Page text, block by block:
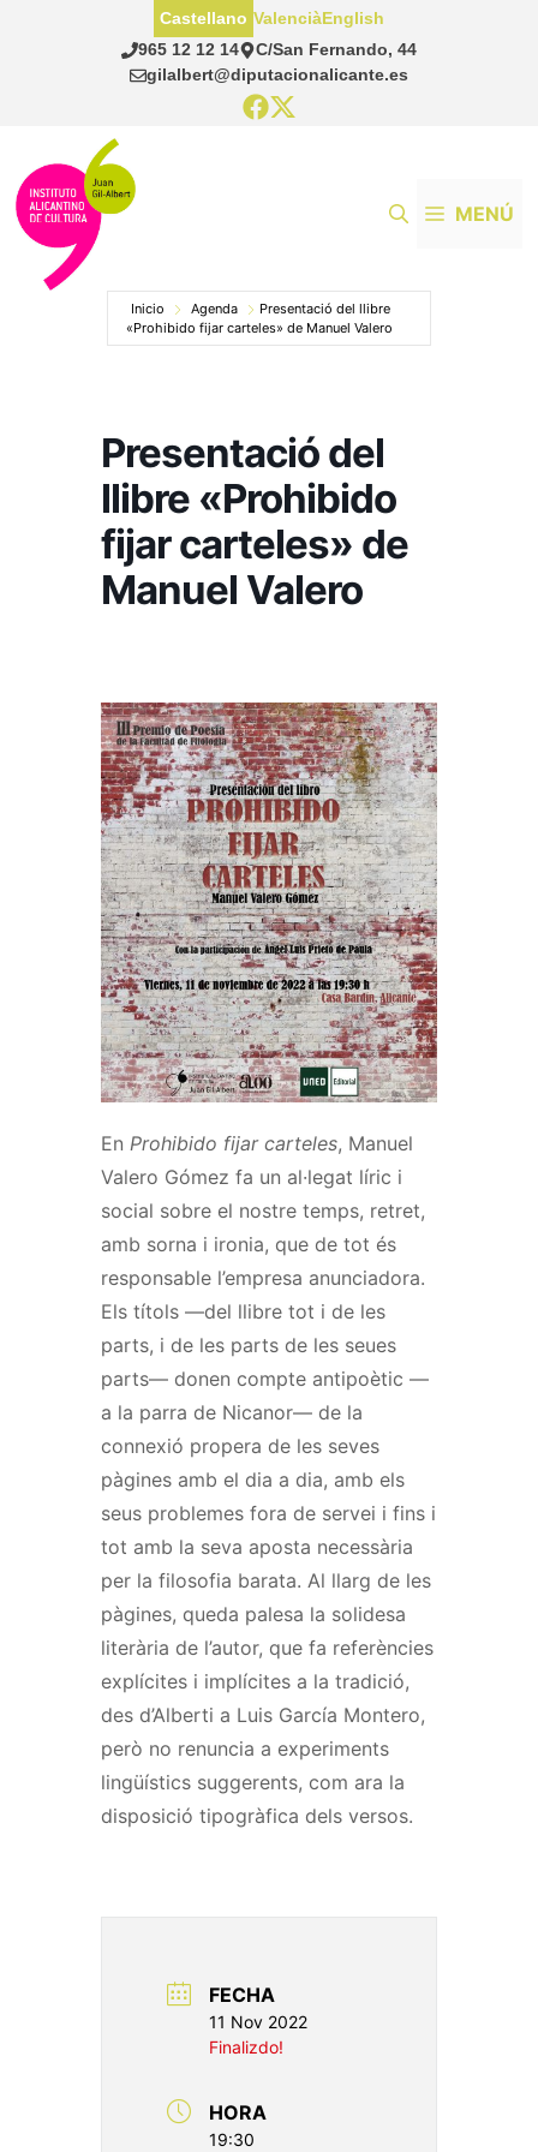
965 12 12 14
C/San Fernando, 44
gilalbert@diputacionalicante.es
Castellano ValenciàEnglish
MENÚ
Inicio Agenda
Presentació del llibre
«Prohibido fijar carteles» de Manuel Valero
Presentació del
llibre «Prohibido
fijar carteles» de
Manuel Valero
En Prohibido fijar carteles, Manuel
Valero Gómez fa un al·legat líric i
social sobre el nostre temps, retret,
amb sorna i ironia, que de tot és
responsable l’empresa anunciadora.
Els títols —del llibre tot i de les
parts, i de les parts de les seues
parts— donen compte antipoètic —
a la parra de Nicanor— de la
connexió propera de les seves
pàgines amb el dia a dia, amb els
seus problemes fora de servei i fins i
tot amb la seva aposta necessària
per la filosofia barata. Al llarg de les
pàgines, queda palesa la solidesa
literària de l’autor, que fa referències
explícites i implícites a la tradició,
des d’Alberti a Luis García Montero,
però no renuncia a experiments
lingüístics suggerents, com ara la
disposició tipogràfica dels versos.
FECHA
11 Nov 2022
Finalizdo!
HORA
19:30